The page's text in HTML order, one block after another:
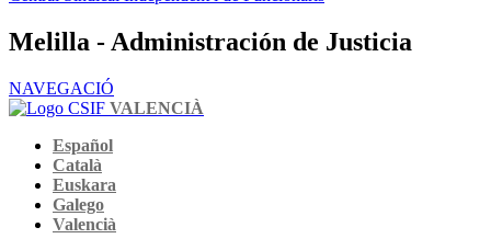
Melilla - Administración de Justicia
NAVEGACIÓ
VALENCIÀ
Español
Català
Euskara
Galego
Valencià